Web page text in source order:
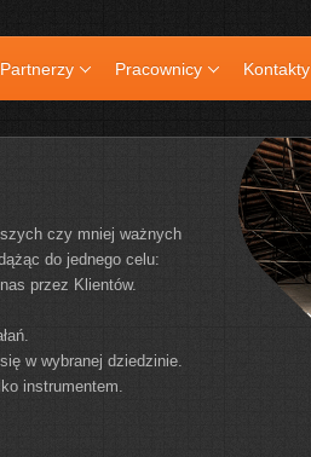
Partnerzy Pracownicy Kontakty
czy mniej ważnych
do jednego celu:
przez Klientów.
w wybranej dziedzinie.
instrumentem.